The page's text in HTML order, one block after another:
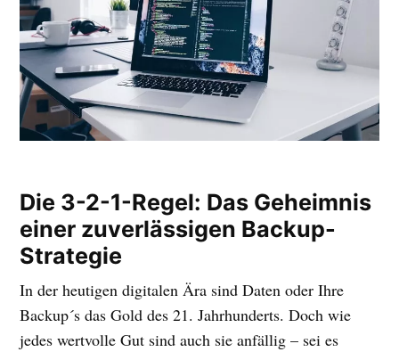
Die 3-2-1-Regel: Das Geheimnis
einer zuverlässigen Backup-
Strategie
In der heutigen digitalen Ära sind Daten oder Ihre
Backup´s das Gold des 21. Jahrhunderts. Doch wie
jedes wertvolle Gut sind auch sie anfällig – sei es